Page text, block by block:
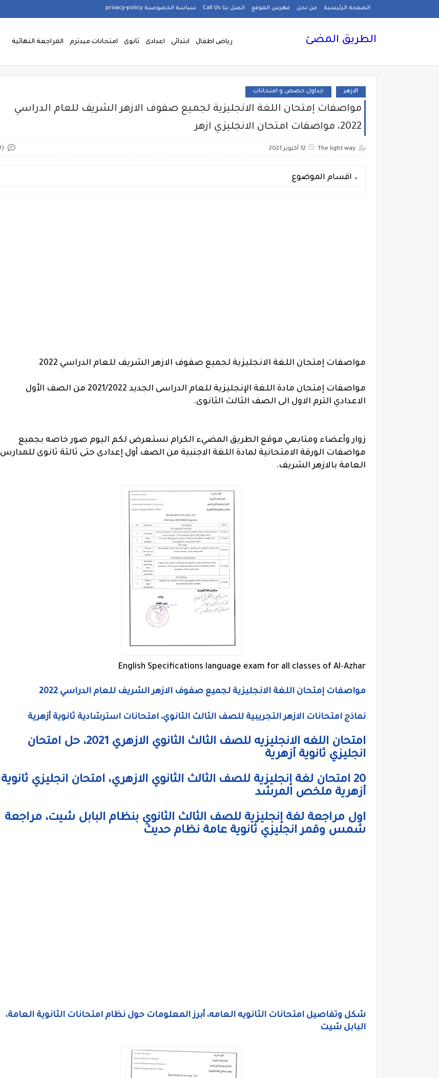
الصفحة الرئيسية من نحن فهرس الموقع اتصل بنا Call Us سياسة الخصوصية privacy-policy
الطريق المضئ رياض اطفال ابتدائى اعدادى ثانوى امتحانات ميدترم المراجعة النهائية
الازهر جداول حصص و امتحانات
مواصفات إمتحان اللغة الانجليزية لجميع صفوف الازهر الشريف للعام الدراسي
2022، مواصفات امتحان الانجليزي ازهر
The light way 12 أكتوبر 2021 (0)
اقسام الموضوع
مواصفات إمتحان اللغة الانجليزية لجميع صفوف الازهر الشريف للعام الدراسي 2022
مواصفات إمتحان مادة اللغة الإنجليزية للعام الدراسى الجديد 2021/2022 من الصف الأول
الاعدادي الترم الاول الى الصف الثالث الثانوى.
زوار وأعضاء ومتابعي موقع الطريق المضيء الكرام نستعرض لكم اليوم صور خاصه بجميع
مواصفات الورقة الامتحانية لمادة اللغة الاجنبية من الصف أول إعدادى حتى ثالثة ثانوى للمدارس
العامة بالازهر الشريف.
English Specifications language exam for all classes of Al-Azhar
مواصفات إمتحان اللغة الانجليزية لجميع صفوف الازهر الشريف للعام الدراسي 2022
نماذج امتحانات الازهر التجريبية للصف الثالث الثانوي، امتحانات استرشادية ثانوية أزهرية
امتحان اللغه الانجليزيه للصف الثالث الثانوي الازهري 2021، حل امتحان
انجليزي ثانوية أزهرية
20 امتحان لغة إنجليزية للصف الثالث الثانوي الازهري، امتحان انجليزي ثانوية
أزهرية ملخص المرشد
اول مراجعة لغة إنجليزية للصف الثالث الثانوي بنظام البابل شيت، مراجعة
شمس وقمر انجليزي ثانوية عامة نظام حديث
شكل وتفاصيل امتحانات الثانويه العامه، أبرز المعلومات حول نظام امتحانات الثانوية العامة،
البابل شيت